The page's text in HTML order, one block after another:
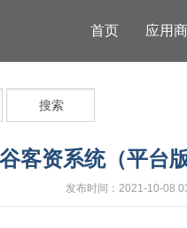
首页 应用
搜索
客资系统（平台
发布时间：2021-10-08